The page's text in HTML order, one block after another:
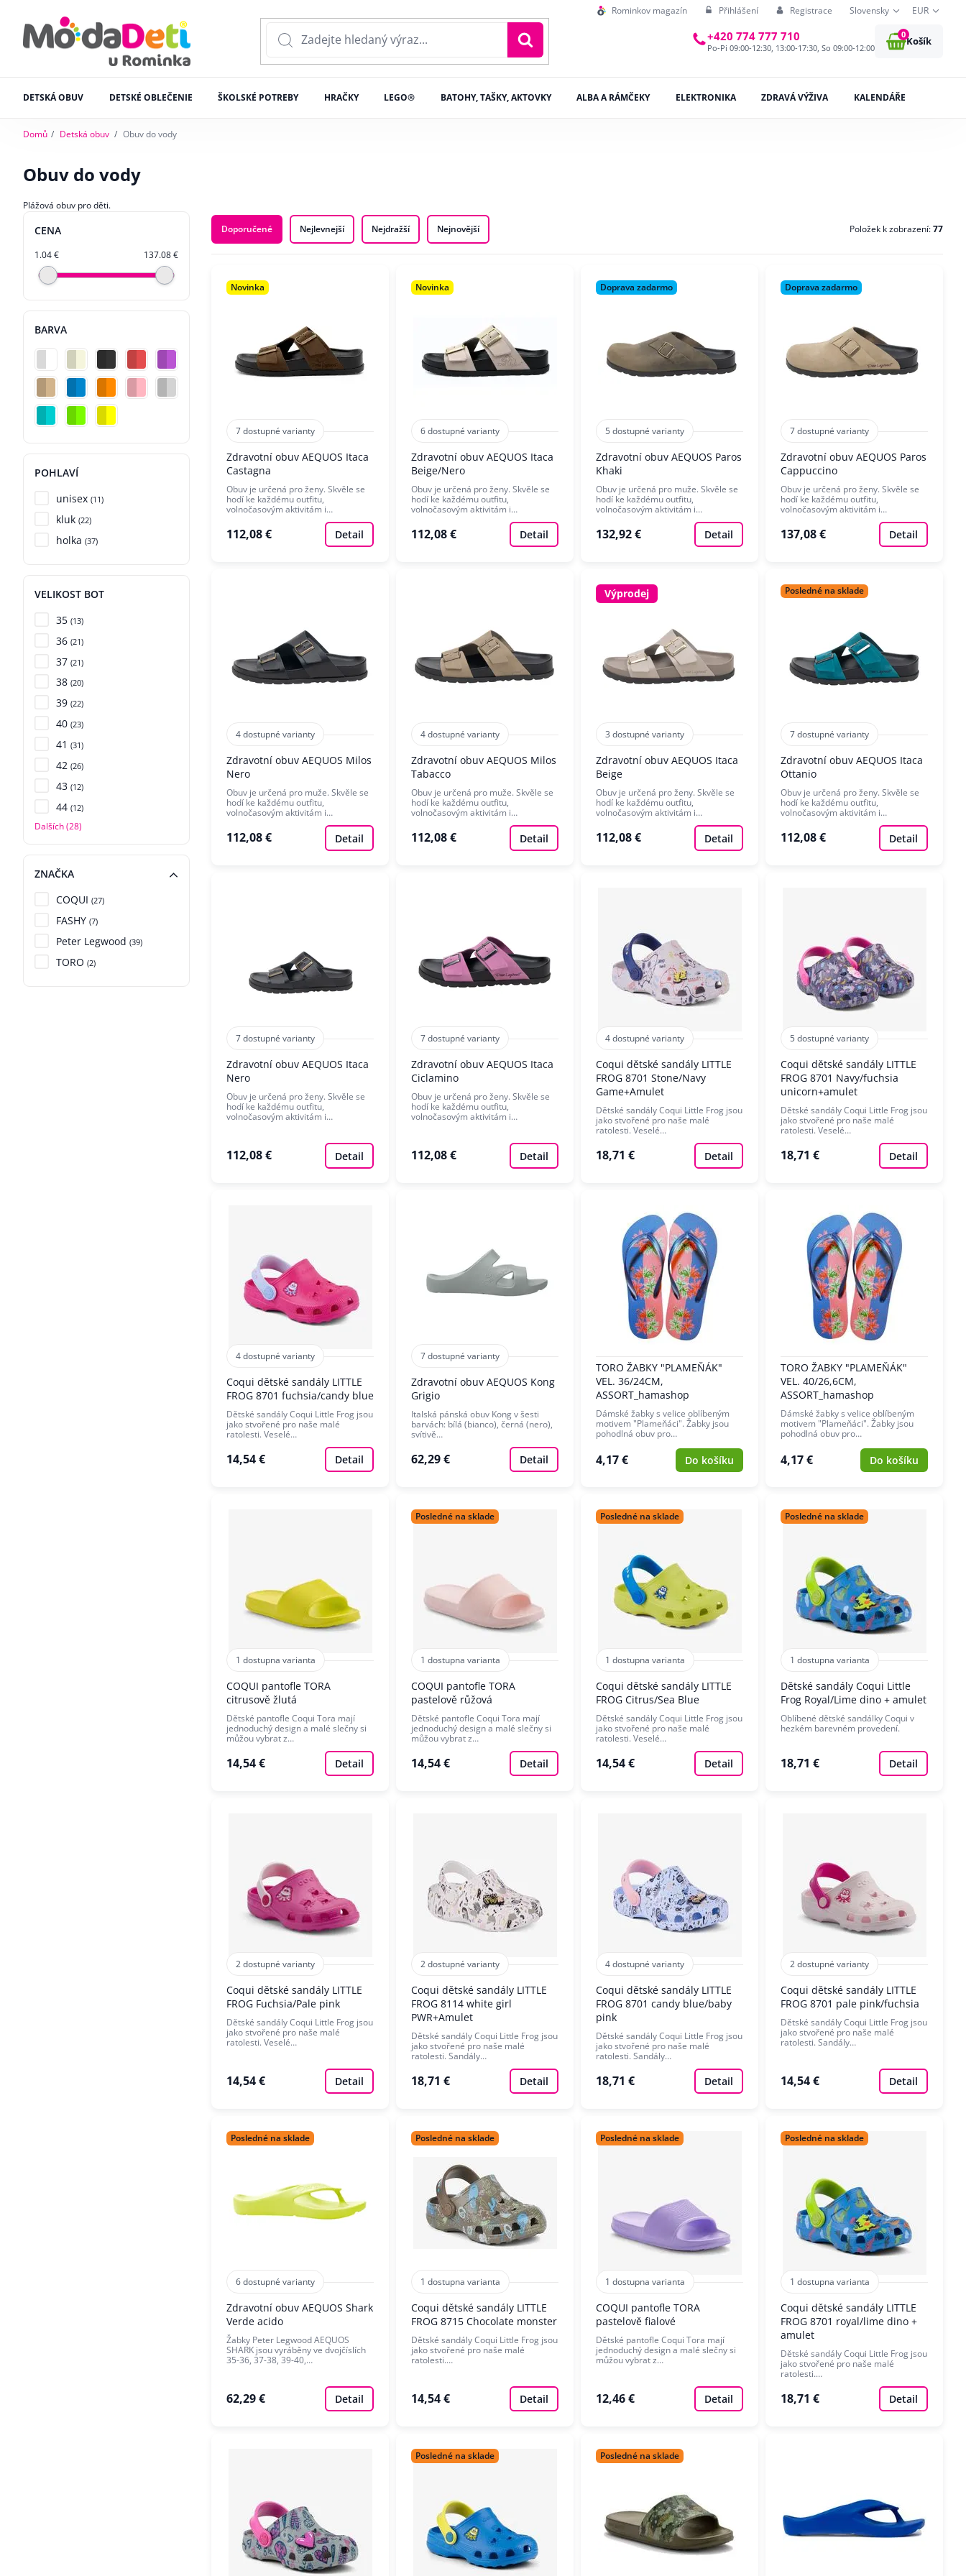
Rominkov magazín Přihlášení Registrace Slovensky EUR
+420 774 777 710
Po-Pi 09:00-12:30, 13:00-17:30, So 09:00-12:00
0
Košík
DETSKÁ OBUV DETSKÉ OBLEČENIE ŠKOLSKÉ POTREBY HRAČKY LEGO® BATOHY, TAŠKY, AKTOVKY ALBA A RÁMČEKY ELEKTRONIKA ZDRAVÁ VÝŽIVA KALENDÁŘE
Domů Detská obuv Obuv do vody
Obuv do vody
Plážová obuv pro děti.
CENA
1.04 € 137.08 €
BARVA
POHLAVÍ
unisex (11)
kluk (22)
holka (37)
VELIKOST BOT
35 (13)
36 (21)
37 (21)
38 (20)
39 (22)
40 (23)
41 (31)
42 (26)
43 (12)
44 (12)
Dalších (28)
ZNAČKA
COQUI (27)
FASHY (7)
Peter Legwood (39)
TORO (2)
Doporučené Nejlevnejší Nejdražší Nejnovější Položek k zobrazení:77
Novinka
7 dostupné varianty
Zdravotní obuv AEQUOS Itaca
Castagna
Obuv je určená pro ženy. Skvěle se
hodí ke každému outfitu,
volnočasovým aktivitám i…
112,08 € Detail
Novinka
6 dostupné varianty
Zdravotní obuv AEQUOS Itaca
Beige/Nero
Obuv je určená pro ženy. Skvěle se
hodí ke každému outfitu,
volnočasovým aktivitám i…
112,08 € Detail
Doprava zadarmo
5 dostupné varianty
Zdravotní obuv AEQUOS Paros
Khaki
Obuv je určená pro muže. Skvěle se
hodí ke každému outfitu,
volnočasovým aktivitám i…
132,92 € Detail
Doprava zadarmo
7 dostupné varianty
Zdravotní obuv AEQUOS Paros
Cappuccino
Obuv je určená pro ženy. Skvěle se
hodí ke každému outfitu,
volnočasovým aktivitám i…
137,08 € Detail
4 dostupné varianty
Zdravotní obuv AEQUOS Milos
Nero
Obuv je určená pro muže. Skvěle se
hodí ke každému outfitu,
volnočasovým aktivitám i…
112,08 € Detail
4 dostupné varianty
Zdravotní obuv AEQUOS Milos
Tabacco
Obuv je určená pro muže. Skvěle se
hodí ke každému outfitu,
volnočasovým aktivitám i…
112,08 € Detail
Výprodej
3 dostupné varianty
Zdravotní obuv AEQUOS Itaca
Beige
Obuv je určená pro ženy. Skvěle se
hodí ke každému outfitu,
volnočasovým aktivitám i…
112,08 € Detail
Posledné na sklade
7 dostupné varianty
Zdravotní obuv AEQUOS Itaca
Ottanio
Obuv je určená pro ženy. Skvěle se
hodí ke každému outfitu,
volnočasovým aktivitám i…
112,08 € Detail
7 dostupné varianty
Zdravotní obuv AEQUOS Itaca
Nero
Obuv je určená pro ženy. Skvěle se
hodí ke každému outfitu,
volnočasovým aktivitám i…
112,08 € Detail
7 dostupné varianty
Zdravotní obuv AEQUOS Itaca
Ciclamino
Obuv je určená pro ženy. Skvěle se
hodí ke každému outfitu,
volnočasovým aktivitám i…
112,08 € Detail
4 dostupné varianty
Coqui dětské sandály LITTLE
FROG 8701 Stone/Navy
Game+Amulet
Dětské sandály Coqui Little Frog jsou
jako stvořené pro naše malé
ratolesti. Veselé…
18,71 € Detail
5 dostupné varianty
Coqui dětské sandály LITTLE
FROG 8701 Navy/fuchsia
unicorn+amulet
Dětské sandály Coqui Little Frog jsou
jako stvořené pro naše malé
ratolesti. Veselé…
18,71 € Detail
4 dostupné varianty
Coqui dětské sandály LITTLE
FROG 8701 fuchsia/candy blue
Dětské sandály Coqui Little Frog jsou
jako stvořené pro naše malé
ratolesti. Veselé…
14,54 € Detail
7 dostupné varianty
Zdravotní obuv AEQUOS Kong
Grigio
Italská pánská obuv Kong v šesti
barvách: bílá (bianco), černá (nero),
svítivě…
62,29 € Detail
TORO ŽABKY "PLAMEŇÁK"
VEL. 36/24CM,
ASSORT_hamashop
Dámské žabky s velice oblíbeným
motivem "Plameňáci". Žabky jsou
pohodlná obuv pro…
4,17 € Do košíku
TORO ŽABKY "PLAMEŇÁK"
VEL. 40/26,6CM,
ASSORT_hamashop
Dámské žabky s velice oblíbeným
motivem "Plameňáci". Žabky jsou
pohodlná obuv pro…
4,17 € Do košíku
1 dostupna varianta
COQUI pantofle TORA
citrusově žlutá
Dětské pantofle Coqui Tora mají
jednoduchý design a malé slečny si
můžou vybrat z…
14,54 € Detail
Posledné na sklade
1 dostupna varianta
COQUI pantofle TORA
pastelově růžová
Dětské pantofle Coqui Tora mají
jednoduchý design a malé slečny si
můžou vybrat z…
14,54 € Detail
Posledné na sklade
1 dostupna varianta
Coqui dětské sandály LITTLE
FROG Citrus/Sea Blue
Dětské sandály Coqui Little Frog jsou
jako stvořené pro naše malé
ratolesti. Veselé…
14,54 € Detail
Posledné na sklade
1 dostupna varianta
Dětské sandály Coqui Little
Frog Royal/Lime dino + amulet
Oblíbené dětské sandálky Coqui v
hezkém barevném provedení.
18,71 € Detail
2 dostupné varianty
Coqui dětské sandály LITTLE
FROG Fuchsia/Pale pink
Dětské sandály Coqui Little Frog jsou
jako stvořené pro naše malé
ratolesti. Veselé…
14,54 € Detail
2 dostupné varianty
Coqui dětské sandály LITTLE
FROG 8114 white girl
PWR+Amulet
Dětské sandály Coqui Little Frog jsou
jako stvořené pro naše malé
ratolesti. Sandály…
18,71 € Detail
4 dostupné varianty
Coqui dětské sandály LITTLE
FROG 8701 candy blue/baby
pink
Dětské sandály Coqui Little Frog jsou
jako stvořené pro naše malé
ratolesti. Sandály…
18,71 € Detail
2 dostupné varianty
Coqui dětské sandály LITTLE
FROG 8701 pale pink/fuchsia
Dětské sandály Coqui Little Frog jsou
jako stvořené pro naše malé
ratolesti. Sandály…
14,54 € Detail
Posledné na sklade
6 dostupné varianty
Zdravotní obuv AEQUOS Shark
Verde acido
Žabky Peter Legwood AEQUOS
SHARK jsou vyráběny ve dvojčíslích
35-36, 37-38, 39-40,…
62,29 € Detail
Posledné na sklade
1 dostupna varianta
Coqui dětské sandály LITTLE
FROG 8715 Chocolate monster
Dětské sandály Coqui Little Frog jsou
jako stvořené pro naše malé
ratolesti.…
14,54 € Detail
Posledné na sklade
1 dostupna varianta
COQUI pantofle TORA
pastelově fialové
Dětské pantofle Coqui Tora mají
jednoduchý design a malé slečny si
můžou vybrat z…
12,46 € Detail
Posledné na sklade
1 dostupna varianta
Coqui dětské sandály LITTLE
FROG 8701 royal/lime dino +
amulet
Dětské sandály Coqui Little Frog jsou
jako stvořené pro naše malé
ratolesti.…
18,71 € Detail
Posledné na sklade Posledné na sklade